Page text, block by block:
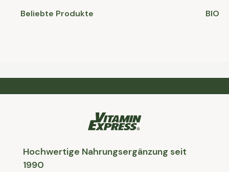
Beliebte Produkte BIO
Hochwertige Nahrungsergänzung seit
1990